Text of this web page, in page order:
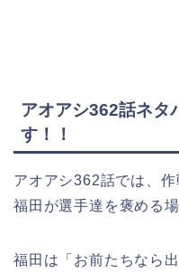
アオアシ362話ネタ
す！！
アオアシ362話では、作
福田が選手達を褒める
福田は「お前たちなら